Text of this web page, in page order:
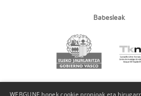
Babesleak
WEBGUNE honek cookie propioak eta